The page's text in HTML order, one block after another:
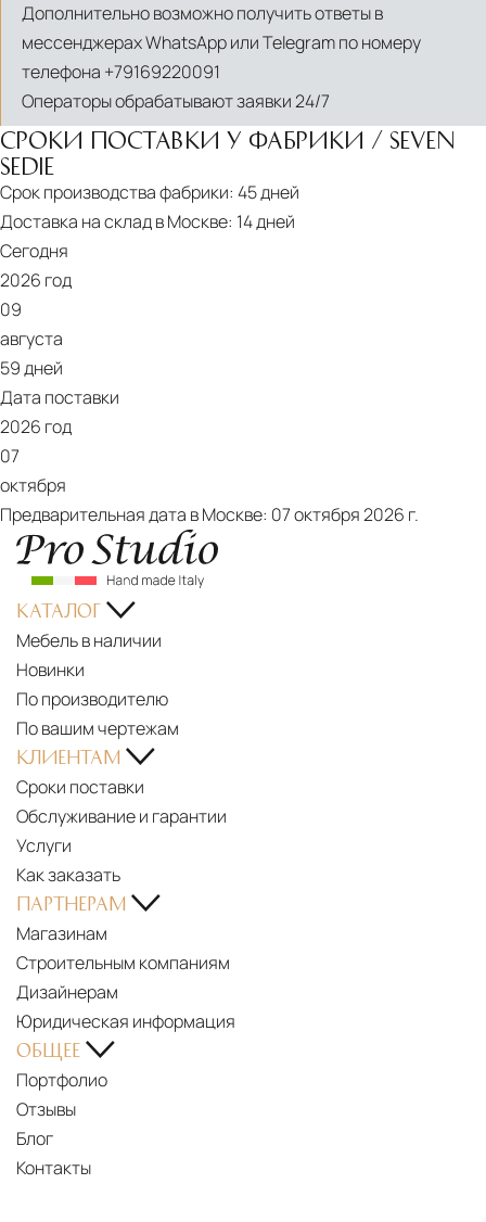
Дополнительно возможно получить ответы в
мессенджерах WhatsApp или Telegram по номеру
телефона +79169220091
Операторы обрабатывают заявки 24/7
СРОКИ ПОСТАВКИ У ФАБРИКИ / SEVEN
SEDIE
Срок производства фабрики: 45 дней
Доставка на склад в Москве: 14 дней
Сегодня
2026 год
09
августа
59 дней
Дата поставки
2026 год
07
октября
Предварительная дата в Москве: 07 октября 2026 г.
КАТАЛОГ
Мебель в наличии
Новинки
По производителю
По вашим чертежам
КЛИЕНТАМ
Сроки поставки
Обслуживание и гарантии
Услуги
Как заказать
ПАРТНЕРАМ
Магазинам
Строительным компаниям
Дизайнерам
Юридическая информация
ОБЩЕЕ
Портфолио
Отзывы
Блог
Контакты